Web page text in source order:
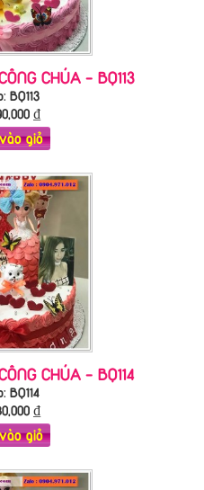
CHÚA - BQ113
BQ113
₫
giỏ
CHÚA - BQ114
BQ114
₫
giỏ